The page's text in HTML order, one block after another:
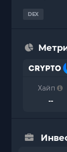
DEX
Хайп
--